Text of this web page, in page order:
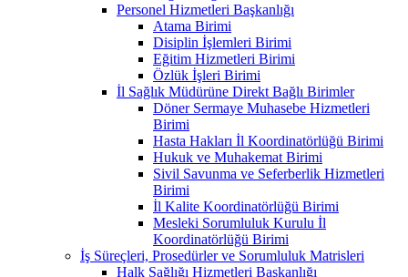
Personel Hizmetleri Başkanlığı
Atama Birimi
Disiplin İşlemleri Birimi
Eğitim Hizmetleri Birimi
Özlük İşleri Birimi
İl Sağlık Müdürüne Direkt Bağlı Birimler
Döner Sermaye Muhasebe Hizmetleri
Birimi
Hasta Hakları İl Koordinatörlüğü Birimi
Hukuk ve Muhakemat Birimi
Sivil Savunma ve Seferberlik Hizmetleri
Birimi
İl Kalite Koordinatörlüğü Birimi
Mesleki Sorumluluk Kurulu İl
Koordinatörlüğü Birimi
İş Süreçleri, Prosedürler ve Sorumluluk Matrisleri
Halk Sağlığı Hizmetleri Başkanlığı